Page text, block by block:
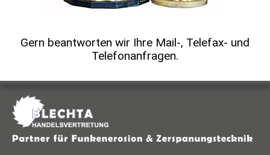
Gern beantworten wir Ihre Mail-, Telefax- und
Telefonanfragen.